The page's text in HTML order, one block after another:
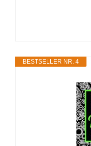
BESTSELLER NR. 4